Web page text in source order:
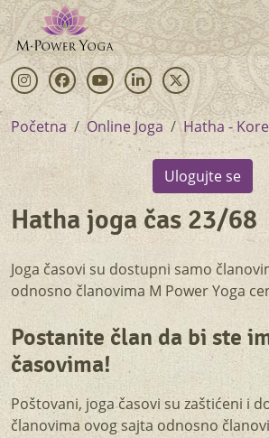
Skip
to
main
content
InstagramFacebookYoutubeLinkedinTwitter
Početna Online Joga Hatha -
Ulogujte se
Hatha joga čas 23/68
Zasticen
cas
CTA
Joga časovi su dostupni samo
odnosno članovima M Power Yoga
Postanite član da bi ste
časovima!
Poštovani, joga časovi su zaštićeni i
članovima ovog sajta odnosno